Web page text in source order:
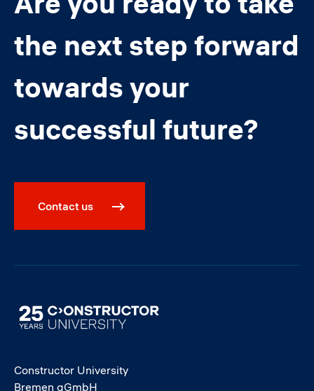
the next step forward
towards your
successful future?
Contact us
Image
Constructor University
Bremen gGmbH